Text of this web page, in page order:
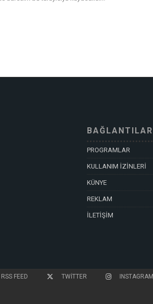
BAĞLANTILAR
PROGRAMLAR
KULLANIM İZİNLERİ
KÜNYE
REKLAM
İLETİŞİM
RSS FEED TWITTER INSTAGRAM